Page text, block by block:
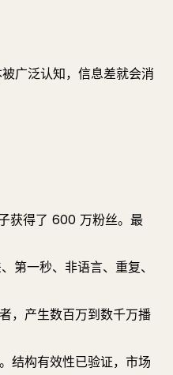
广泛认知，信息差就会消
获得了 600 万粉丝。最
第一秒、非语言、重复、
，产生数百万到数千万播
结构有效性已验证，市场